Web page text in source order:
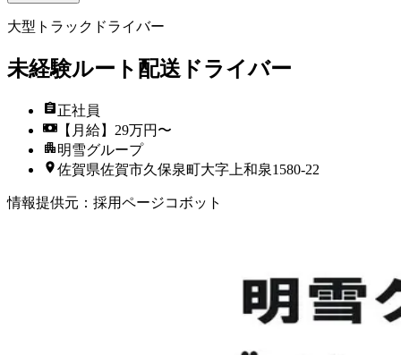
大型トラックドライバー
未経験ルート配送ドライバー
正社員
【月給】29万円〜
明雪グループ
佐賀県佐賀市久保泉町大字上和泉1580-22
情報提供元 ： 採用ページコボット